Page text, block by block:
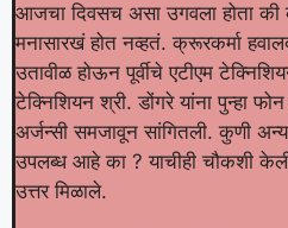
आजचा दिवसच असा उगवला होता
मनासारखं होत नव्हतं. क्रूरकर्मा
उतावीळ होऊन पूर्वीचे एटीएम
टेक्निशियन श्री. डोंगरे यांना पुन्हा
अर्जन्सी समजावून सांगितली. कुणी
उपलब्ध आहे का ? याचीही चौकशी
उत्तर मिळाले.